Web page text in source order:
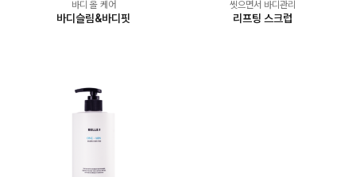
바디 올 케어
바디슬림&바디핏
씻으면서 바디관리
리프팅 스크럽